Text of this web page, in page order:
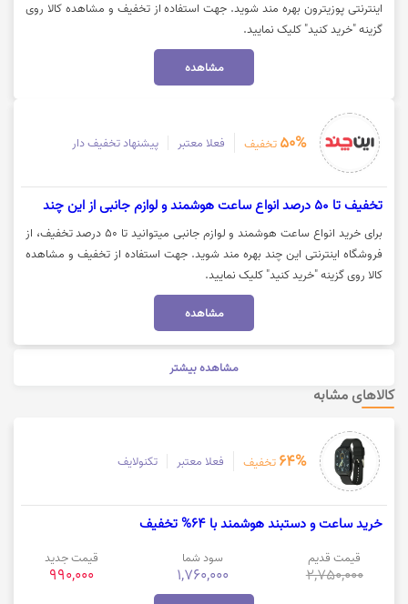
اینترنتی پوزیترون بهره مند شوید. جهت استفاده از تخفیف و مشاهده کالا روی
گزینه "خرید کنید" کلیک نمایید.
مشاهده
50% تخفیف فعلا معتبر پیشنهاد تخفیف دار
تخفیف تا 50 درصد انواع ساعت هوشمند و لوازم جانبی از این چند
برای خرید انواع ساعت هوشمند و لوازم جانبی میتوانید تا 50 درصد تخفیف، از
فروشگاه اینترنتی این چند بهره مند شوید. جهت استفاده از تخفیف و مشاهده
کالا روی گزینه "خرید کنید" کلیک نمایید.
مشاهده
مشاهده بیشتر
کالاهای مشابه
64% تخفیف فعلا معتبر تکنولایف
خرید ساعت و دستبند هوشمند با 64% تخفیف
قیمت قدیم
2,750,000
سود شما
1,760,000
قیمت جدید
990,000